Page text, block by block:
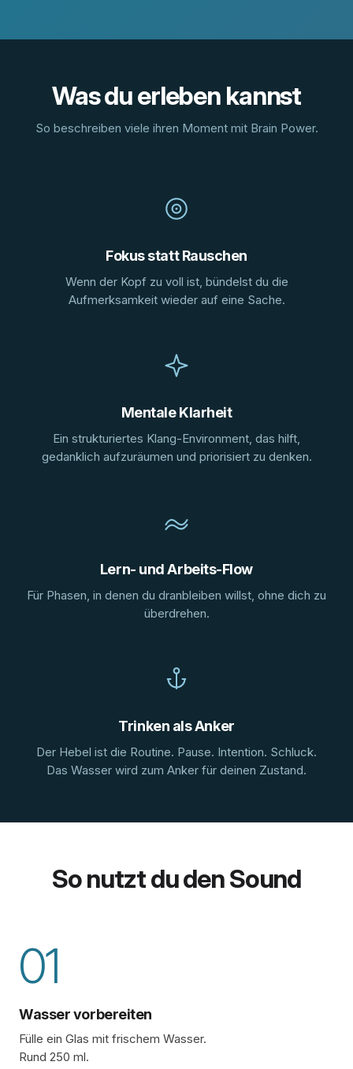
Was du erleben kannst
So beschreiben viele ihren Moment mit Brain Power.
Fokus statt Rauschen
Wenn der Kopf zu voll ist, bündelst du die
Aufmerksamkeit wieder auf eine Sache.
Mentale Klarheit
Ein strukturiertes Klang-Environment, das hilft,
gedanklich aufzuräumen und priorisiert zu denken.
Lern- und Arbeits-Flow
Für Phasen, in denen du dranbleiben willst, ohne dich zu
überdrehen.
Trinken als Anker
Der Hebel ist die Routine. Pause. Intention. Schluck.
Das Wasser wird zum Anker für deinen Zustand.
So nutzt du den Sound
01
Wasser vorbereiten
Fülle ein Glas mit frischem Wasser.
Rund 250 ml.